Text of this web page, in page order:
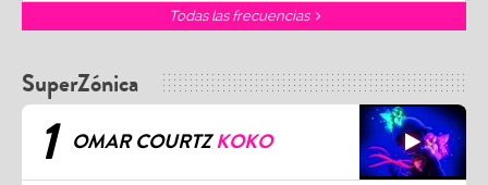
Todas las frecuencias
SuperZónica
1 OMAR COURTZKOKO